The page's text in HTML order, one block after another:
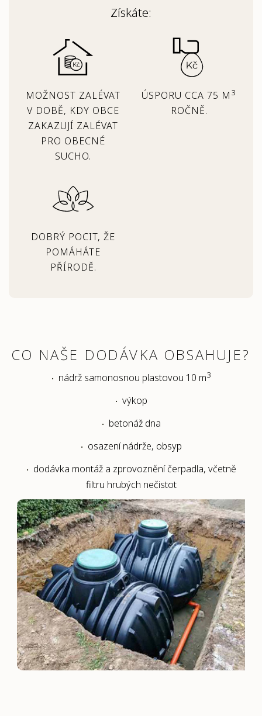
Získáte:
MOŽNOST ZALÉVAT
V DOBĚ, KDY OBCE
ZAKAZUJÍ ZALÉVAT
PRO OBECNÉ
SUCHO.
ÚSPORU CCA 75 M 3
ROČNĚ.
DOBRÝ POCIT, ŽE
POMÁHÁTE
PŘÍRODĚ.
CO NAŠE DODÁVKA OBSAHUJE?
nádrž samonosnou plastovou 10 m3
výkop
betonáž dna
osazení nádrže, obsyp
dodávka montáž a zprovoznění čerpadla, včetně
filtru hrubých nečistot